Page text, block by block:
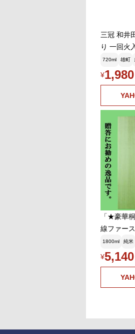
三冠 和井
り 一回火
酒造 お中
720ml 雄町
¥1,980
「★豪華
線ファー
ンクール
米吟醸 家
1800ml 純米
¥5,140